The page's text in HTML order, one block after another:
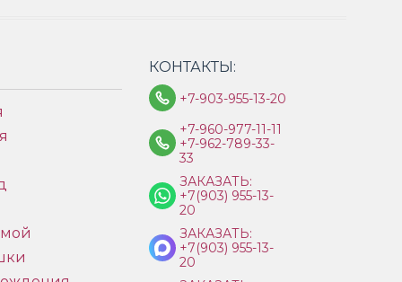
КОНТАКТЫ:
+7-903-955-13-20
+7-960-977-11-11
+7-962-789-33-
33
ЗАКАЗАТЬ:
+7(903) 955-13-
20
ЗАКАЗАТЬ:
+7(903) 955-13-
20